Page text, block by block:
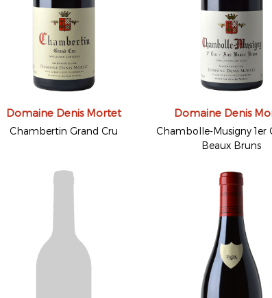
Domaine Denis Mortet
Chambertin Grand Cru
Domaine Denis
Chambolle-Musigny 1er
Beaux Bruns